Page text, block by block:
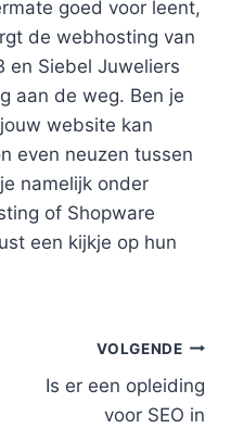
goed voor leent,
de webhosting van
en Siebel Juweliers
aan de weg. Ben je
website kan
even neuzen tussen
namelijk onder
of Shopware
een kijkje op hun
VOLGENDE
Is er een opleiding
voor SEO in